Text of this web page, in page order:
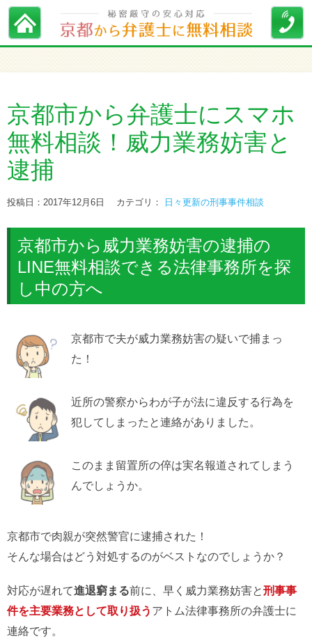
京都市から弁護士にスマホ
無料相談！威力業務妨害と
逮捕
投稿日：2017年12月6日 カテゴリ： 日々更新の刑事事件相談
京都市から威力業務妨害の逮捕の
LINE無料相談できる法律事務所を探
し中の方へ
京都市で夫が威力業務妨害の疑いで捕まっ
た！
近所の警察からわが子が法に違反する行為を
犯してしまったと連絡がありました。
このまま留置所の倅は実名報道されてしまう
んでしょうか。
京都市で肉親が突然警官に逮捕された！
そんな場合はどう対処するのがベストなのでしょうか？
対応が遅れて進退窮まる前に、早く威力業務妨害と刑事事
件を主要業務として取り扱う アトム法律事務所の弁護士に
連絡です。